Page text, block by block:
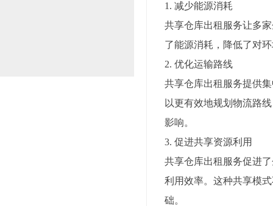
1. 减少能源消耗
共享仓库出租服务让多
了能源消耗，降低了对
2. 优化运输路线
共享仓库出租服务提供
以更有效地规划物流路
影响。
3. 促进共享资源利用
共享仓库出租服务促进
利用效率。这种共享模
础。